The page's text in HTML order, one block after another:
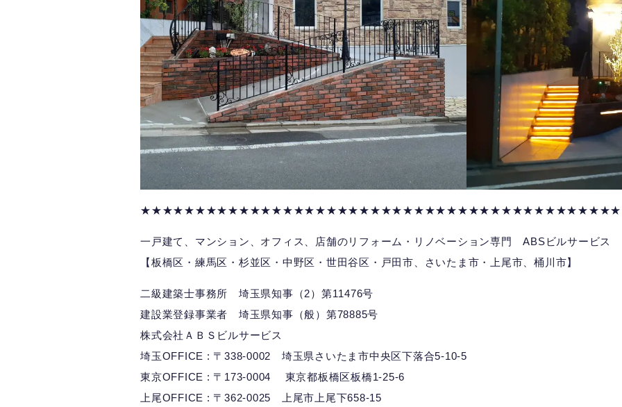
★★★★★★★★★★★★★★★★★★★★★★★★★★★★★★★★★★★★★★★★★★★★
一戸建て、マンション、オフィス、店舗のリフォーム・リノベーション専門 ABSビルサービス
【板橋区・練馬区・杉並区・中野区・世田谷区・戸田市、さいたま市・上尾市、桶川市】
二級建築士事務所 埼玉県知事（2）第11476号
建設業登録事業者 埼玉県知事（般）第78885号
株式会社ＡＢＳビルサービス
埼玉OFFICE : 〒338-0002 埼玉県さいたま市中央区下落合5-10-5
東京OFFICE : 〒173-0004 東京都板橋区板橋1-25-6
上尾OFFICE : 〒362-0025 上尾市上尾下658-15